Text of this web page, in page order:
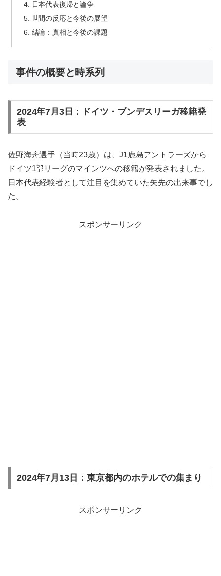
日本代表復帰と論争
世間の反応と今後の展望
結論：真相と今後の課題
事件の概要と時系列
2024年7月3日：ドイツ・ブンデスリーガ移籍発
表
佐野海舟選手（当時23歳）は、J1鹿島アントラーズから
ドイツ1部リーグのマインツへの移籍が発表されました。
日本代表経験者として注目を集めていた矢先の出来事でし
た。
スポンサーリンク
2024年7月13日：東京都内のホテルでの集まり
スポンサーリンク